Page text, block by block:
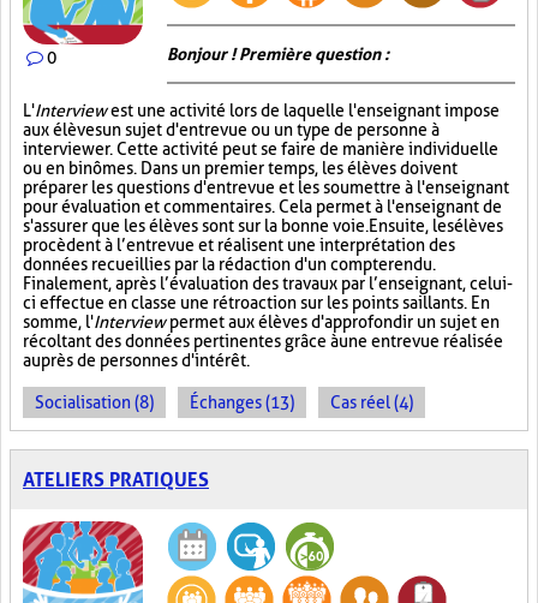
0 Bonjour ! Première question :
L'Interviewest une activité lors de laquelle l'enseignant impose
aux élèves un sujet d'entrevue ou un type de personne à
interviewer. Cette activité peut se faire de manière individuelle
ou en binômes. Dans un premier temps, les élèves doivent
préparer les questions d'entrevue et les soumettre à l'enseignant
pour évaluation et commentaires. Cela permet à l'enseignant de
s'assurer que les élèves sont sur la bonne voie. Ensuite, les élèves
procèdent à l’entrevue et réalisent une interprétation des
données recueillies par la rédaction d'un compte rendu.
Finalement, après l’évaluation des travaux par l’enseignant, celui-
ci effectue en classe une rétroaction sur les points saillants. En
somme, l'Interviewpermet aux élèves d'approfondir un sujet en
récoltant des données pertinentes grâce à une entrevue réalisée
auprès de personnes d'intérêt.
Socialisation (8) Échanges (13) Cas réel (4)
ATELIERS PRATIQUES